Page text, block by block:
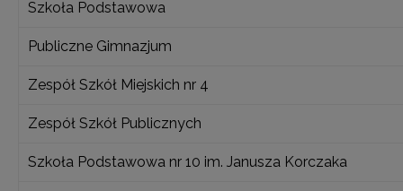
Szkoła Podstawowa
Publiczne Gimnazjum
Zespół Szkół Miejskich nr 4
Zespół Szkół Publicznych
Szkoła Podstawowa nr 10 im. Janusza Korczaka